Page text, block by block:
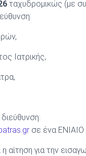
ταχυδρομικώς (με
Ιατρικής,
σε ένα ΕΝΙΑΙΟ
η αίτηση για την